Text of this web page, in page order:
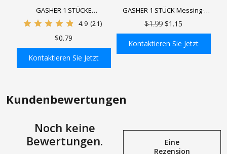
In den Einkaufswagen
GASHER 1 STÜCKE
Luftschlaucharmaturen,
Barbx MNPT Rohradapter mit 1
Stück Schlauchschelle
4.9 (21)
$0.79
Kontaktieren Sie Jetzt
GASHER 1 STÜCK Messing-
Schlauchtülle,
Schlauchtülle, gerade
Sechskantverbindung, mit 2
$1.99 $1.15
Kontaktieren Sie Jetzt
Kundenbewertungen
Noch keine
Bewertungen.
Eine
Rezension